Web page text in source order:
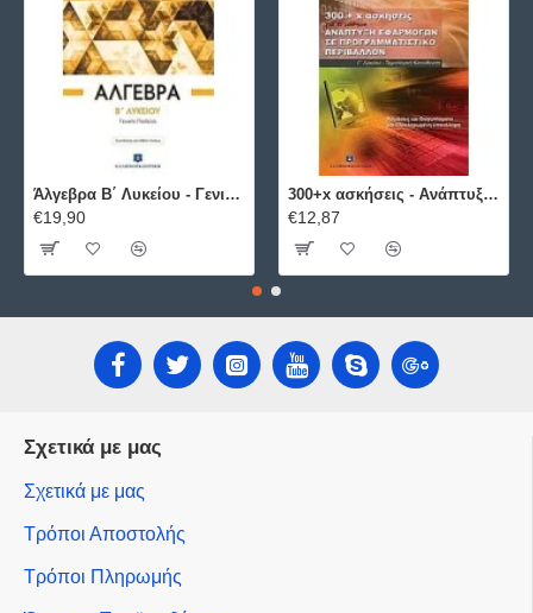
Άλγεβρα B΄ Λυκείου - Γενικής Παιδείας ΕΛΛΗΝΟΕΚΔΟΤΙΚΗ
€19,90
300+x ασκήσεις - Ανάπτυξη Εφαρμογών σε Προγραμματιστικό Περιβάλλον ΕΛΛΗΝΟΕΚΔΟΤΙΚΗ
€12,87
Σχετικά με μας
Σχετικά με μας
Τρόποι Αποστολής
Τρόποι Πληρωμής